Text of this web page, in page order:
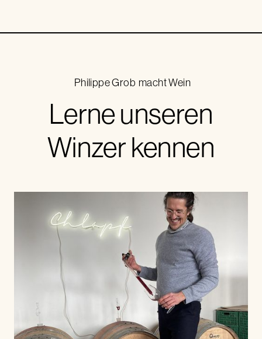
Philippe Grob macht Wein
Lerne unseren
Winzer kennen